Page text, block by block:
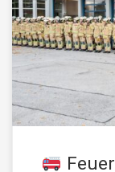
die offizielle
Bürgermeister
Dr. Kurt Berek an
bedankten sich
Einsatz und